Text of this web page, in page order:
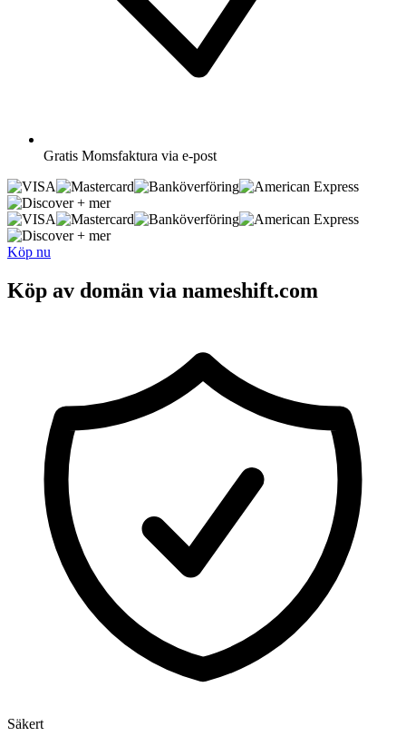
Gratis Momsfaktura via e-post
+ mer
+ mer
Köp nu
Köp av domän via nameshift.com
Säkert